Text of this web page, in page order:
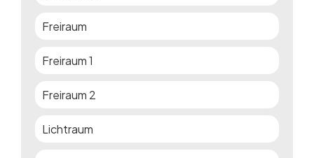
Freiraum
Freiraum 1
Freiraum 2
Lichtraum